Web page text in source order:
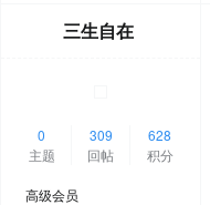
三生自在
0
主题
309
回帖
628
积分
高级会员